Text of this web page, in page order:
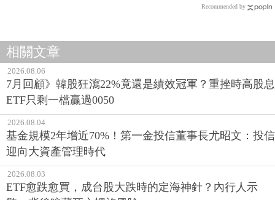
Recommended by
相關文章
2026.08.06
7月回顧》韓股狂瀉22%竟還是績效冠軍？重挫時高股息
ETF只剩一檔贏過0050
2026.08.04
基金規模2年增近70%！第一金投信董事長尤昭文：投信
迎向大資產管理時代
2026.08.03
ETF愈跌愈買，成台股大跌時的定海神針？內行人示